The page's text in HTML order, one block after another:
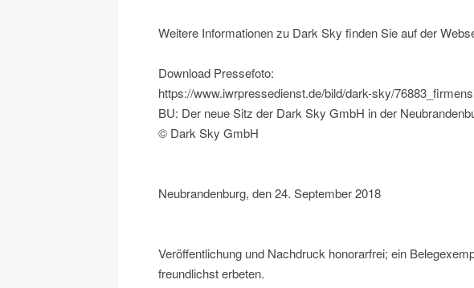
Weitere Informationen zu Dark Sky finden Sie auf der
Download Pressefoto:
https://www.iwrpressedienst.de/bild/dark-sky/
BU: Der neue Sitz der Dark Sky GmbH in der
© Dark Sky GmbH
Neubrandenburg, den 24. September 2018
Veröffentlichung und Nachdruck honorarfrei; ein
freundlichst erbeten.